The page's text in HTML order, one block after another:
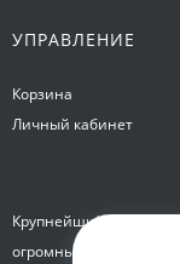
УПРАВЛЕНИЕ
Корзина
Личный кабинет
Крупнейший
огромный каталог